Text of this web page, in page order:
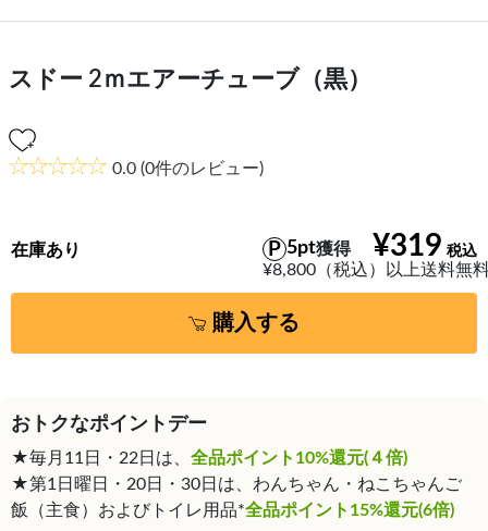
スドー 2ｍエアーチューブ（黒）
0.0 (0件のレビュー)
¥319
5pt獲得
¥8,800（税込）以上送料無
在庫あり
購入する
おトクなポイントデー
★毎月11日・22日は、 全品ポイント10%還元(４倍)
★第1日曜日・20日・30日は、わんちゃん・ねこちゃんご
飯（主食）およびトイレ用品*全品ポイント15%還元(6倍)